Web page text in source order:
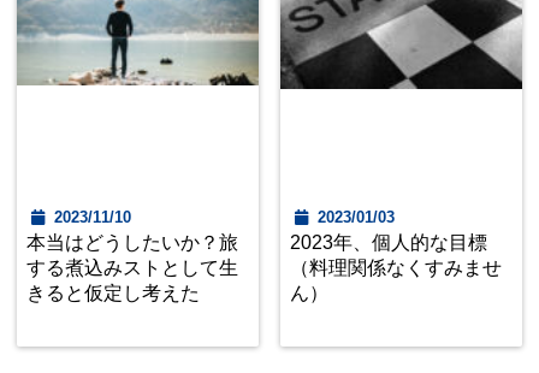
2023/11/10
本当はどうしたいか？旅
する煮込みストとして生
きると仮定し考えた
2023/01/03
2023年、個人的な目標
（料理関係なくすみませ
ん）